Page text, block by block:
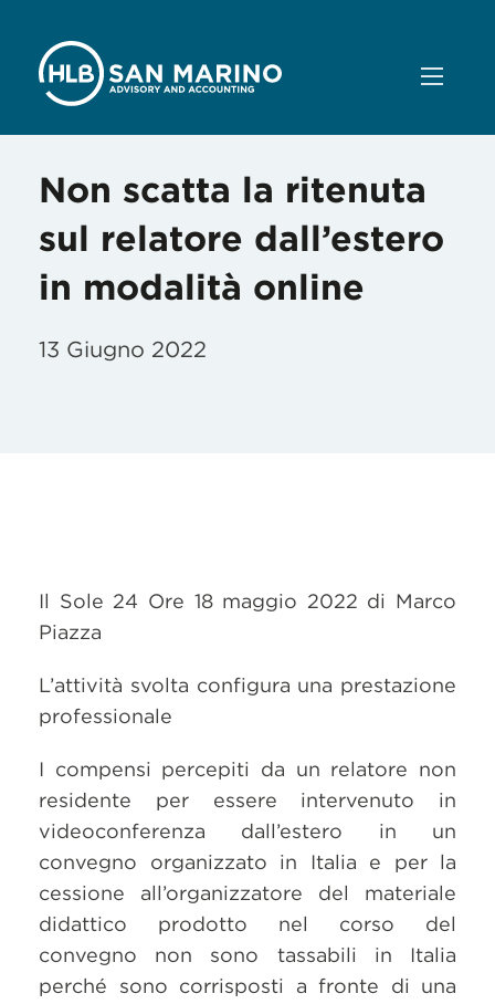
Non scatta la ritenuta
sul relatore dall’estero
in modalità online
13 Giugno 2022
Il Sole 24 Ore 18 maggio 2022 di Marco
Piazza
L’attività svolta configura una prestazione
professionale
I compensi percepiti da un relatore non
residente per essere intervenuto in
videoconferenza dall’estero in un
convegno organizzato in Italia e per la
cessione all’organizzatore del materiale
didattico prodotto nel corso del
convegno non sono tassabili in Italia
perché sono corrisposti a fronte di una